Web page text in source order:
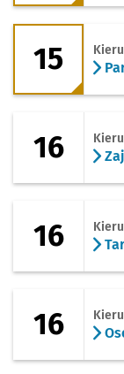
15 -
15
16 -
16
16
16